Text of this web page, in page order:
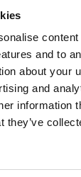
and to
about your
and
information
they’ve